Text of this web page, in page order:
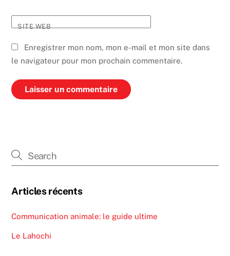
SITE WEB
Enregistrer mon nom, mon e-mail et mon site dans
le navigateur pour mon prochain commentaire.
Articles récents
Communication animale: le guide ultime
Le Lahochi